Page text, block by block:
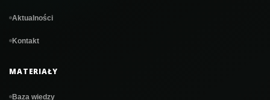
Aktualności
Kontakt
MATERIAŁY
Baza wiedzy